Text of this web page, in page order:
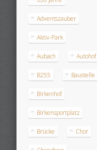
Adventszauber
Aktiv-Park
Aubach Autohof
B255 Baustelle
Birkenhof
Birkensportplatz
Brücke Chor